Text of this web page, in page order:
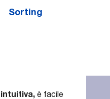
Sorting
è facile